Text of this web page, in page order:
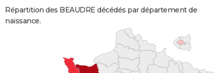
Répartition des BEAUDRE décédés par département de
naissance.